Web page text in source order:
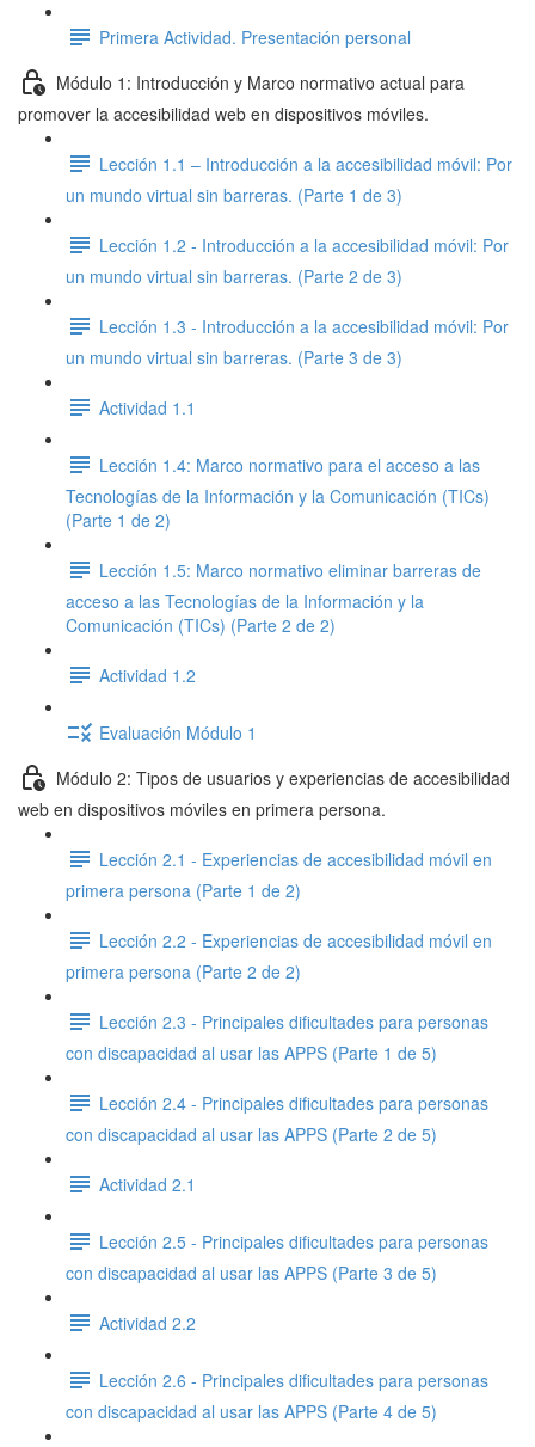
Primera Actividad. Presentación personal
Módulo 1: Introducción y Marco normativo actual para
promover la accesibilidad web en dispositivos móviles.
Lección 1.1 – Introducción a la accesibilidad móvil: Por
un mundo virtual sin barreras. (Parte 1 de 3)
Lección 1.2 - Introducción a la accesibilidad móvil: Por
un mundo virtual sin barreras. (Parte 2 de 3)
Lección 1.3 - Introducción a la accesibilidad móvil: Por
un mundo virtual sin barreras. (Parte 3 de 3)
Actividad 1.1
Lección 1.4: Marco normativo para el acceso a las
Tecnologías de la Información y la Comunicación (TICs)
(Parte 1 de 2)
Lección 1.5: Marco normativo eliminar barreras de
acceso a las Tecnologías de la Información y la
Comunicación (TICs) (Parte 2 de 2)
Actividad 1.2
Evaluación Módulo 1
Módulo 2: Tipos de usuarios y experiencias de accesibilidad
web en dispositivos móviles en primera persona.
Lección 2.1 - Experiencias de accesibilidad móvil en
primera persona (Parte 1 de 2)
Lección 2.2 - Experiencias de accesibilidad móvil en
primera persona (Parte 2 de 2)
Lección 2.3 - Principales dificultades para personas
con discapacidad al usar las APPS (Parte 1 de 5)
Lección 2.4 - Principales dificultades para personas
con discapacidad al usar las APPS (Parte 2 de 5)
Actividad 2.1
Lección 2.5 - Principales dificultades para personas
con discapacidad al usar las APPS (Parte 3 de 5)
Actividad 2.2
Lección 2.6 - Principales dificultades para personas
con discapacidad al usar las APPS (Parte 4 de 5)